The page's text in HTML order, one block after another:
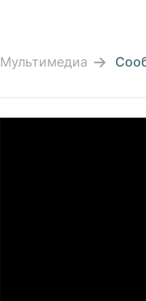
Мультимедиа